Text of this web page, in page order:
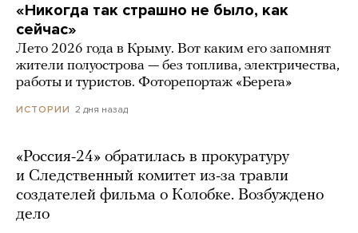
«Никогда так страшно не было, как
сейчас»
Лето 2026 года в Крыму. Вот каким его запомнят
жители полуострова — без топлива, электричества,
работы и туристов. Фоторепортаж «Берега»
ИСТОРИИ 2 дня назад
«Россия-24» обратилась в прокуратуру
и Следственный комитет из-за травли
создателей фильма о Колобке. Возбуждено
дело